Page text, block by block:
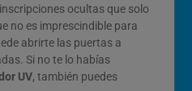
ocultas que solo
no es imprescindible para
abrirte las puertas a
Si no te lo habías
UV, también puedes